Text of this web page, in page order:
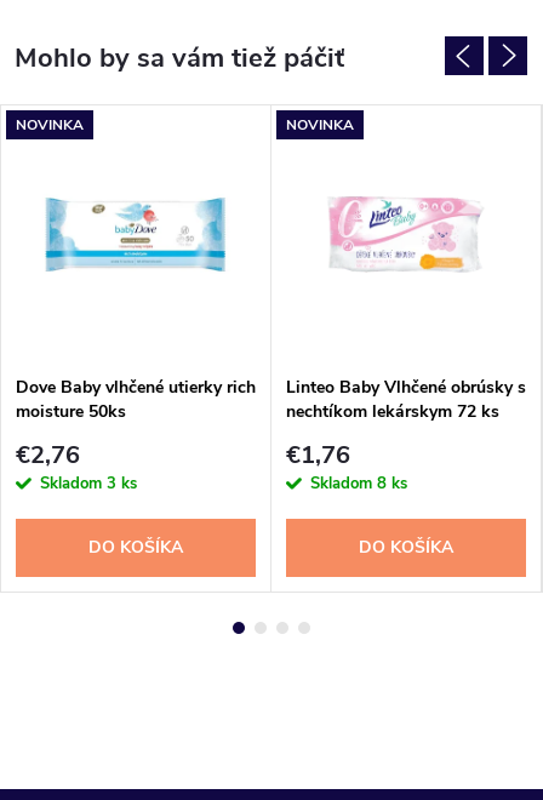
NOVINKA
Dove Baby vlhčené utierky rich
moisture 50ks
€2,76
Skladom 3 ks
DO KOŠÍKA
NOVINKA
Linteo Baby Vlhčené obrúsky s
nechtíkom lekárskym 72 ks
€1,76
Skladom 8 ks
DO KOŠÍKA